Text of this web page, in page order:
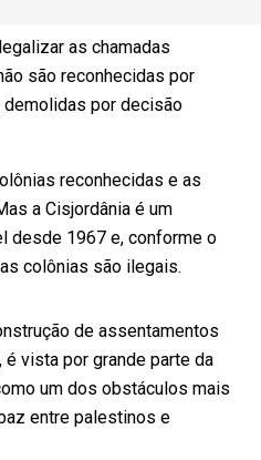
as chamadas
são reconhecidas por
por decisão
reconhecidas e as
a Cisjordânia é um
desde 1967 e, conforme o
colônias são ilegais.
de assentamentos
vista por grande parte da
um dos obstáculos mais
entre palestinos e